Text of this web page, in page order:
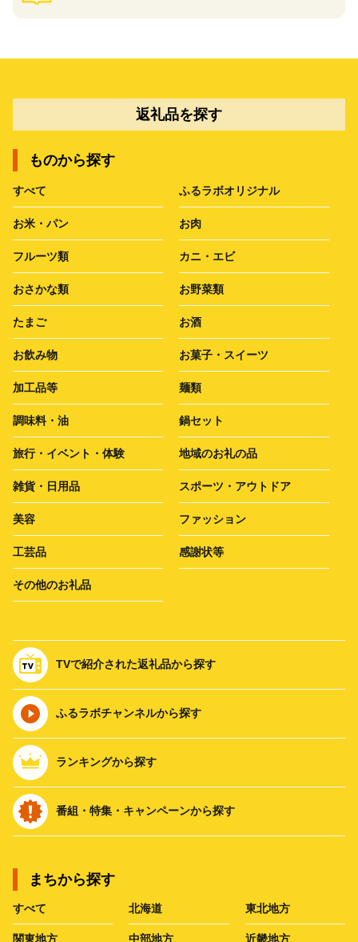
返礼品を探す
ものから探す
すべて ふるラボオリジナル
お米・パン お肉
フルーツ類 カニ・エビ
おさかな類 お野菜類
たまご お酒
お飲み物 お菓子・スイーツ
加工品等 麺類
調味料・油 鍋セット
旅行・イベント・体験 地域のお礼の品
雑貨・日用品 スポーツ・アウトドア
美容 ファッション
工芸品 感謝状等
その他のお礼品
TVで紹介された返礼品から探す
ふるラボチャンネルから探す
ランキングから探す
番組・特集・キャンペーンから探す
まちから探す
すべて 北海道 東北地方
関東地方 中部地方 近畿地方